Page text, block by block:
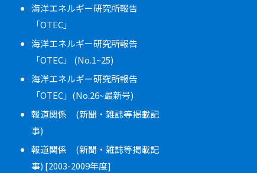
海洋エネルギー研究所報告
「OTEC」
海洋エネルギー研究所報告
「OTEC」 (No.1~25)
海洋エネルギー研究所報告
「OTEC」(No.26~最新号)
報道関係 (新聞・雑誌等掲載記
事)
報道関係 (新聞・雑誌等掲載記
事) [2003-2009年度]